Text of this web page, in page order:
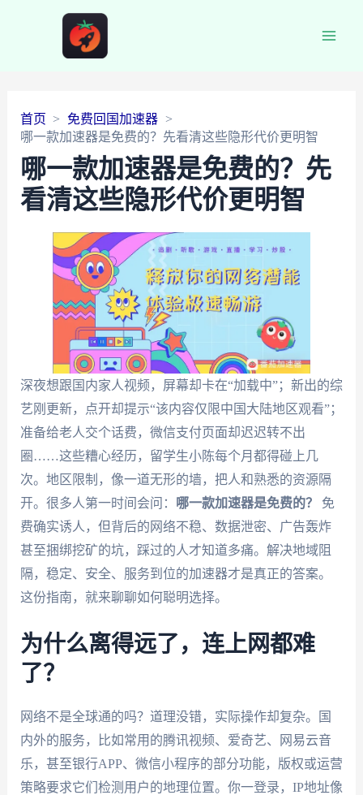
首页
免费回国加速器
哪一款加速器是免费的？先看清这些隐形代价更明智
哪一款加速器是免费的？先
看清这些隐形代价更明智
深夜想跟国内家人视频，屏幕却卡在“加载中”；新出的综
艺刚更新，点开却提示“该内容仅限中国大陆地区观看”；
准备给老人交个话费，微信支付页面却迟迟转不出
圈……这些糟心经历，留学生小陈每个月都得碰上几
次。地区限制，像一道无形的墙，把人和熟悉的资源隔
开。很多人第一时间会问：
哪一款加速器是免费的？
免
费确实诱人，但背后的网络不稳、数据泄密、广告轰炸
甚至捆绑挖矿的坑，踩过的人才知道多痛。解决地域阻
隔，稳定、安全、服务到位的加速器才是真正的答案。
这份指南，就来聊聊如何聪明选择。
为什么离得远了，连上网都难
了？
网络不是全球通的吗？道理没错，实际操作却复杂。国
内外的服务，比如常用的腾讯视频、爱奇艺、网易云音
乐，甚至银行APP、微信小程序的部分功能，版权或运营
策略要求它们检测用户的地理位置。你一登录，IP地址像